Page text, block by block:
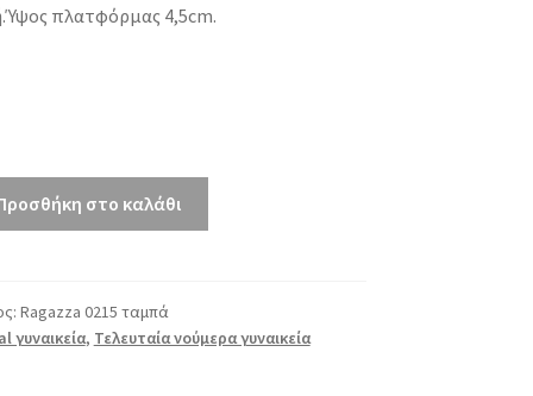
€60.00.πλατφόρμας 4,5cm.
στο καλάθι
Ragazza 0215 ταμπά
γυναικεία, Τελευταία νούμερα γυναικεία